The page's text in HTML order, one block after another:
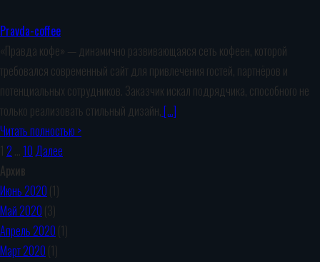
Pravda-coffee
«Правда кофе» — динамично развивающаяся сеть кофеен, которой
требовался современный сайт для привлечения гостей, партнёров и
потенциальных сотрудников. Заказчик искал подрядчика, способного не
только реализовать стильный дизайн,[…]
Читать полностью >
1 2 … 10Далее
Архив
Июнь 2020 (1)
Май 2020 (3)
Апрель 2020 (1)
Март 2020 (1)